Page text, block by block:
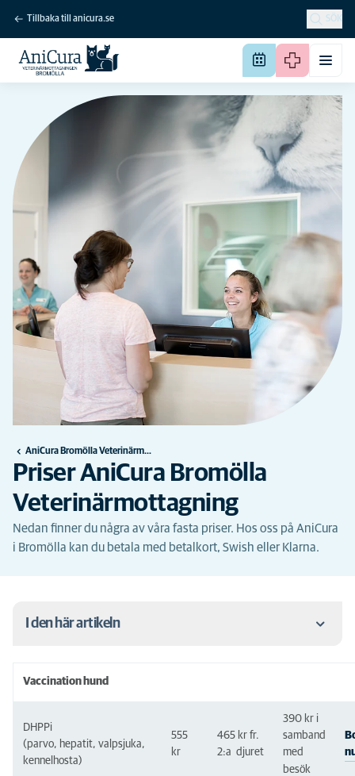
Tillbaka till anicura.se SÖK
AniCura Bromölla Veterinärmottagning
Priser AniCura Bromölla
Veterinärmottagning
Nedan finner du några av våra fasta priser. Hos oss på AniCura
i Bromölla kan du betala med betalkort, Swish eller Klarna.
I den här artikeln
Vaccination Kanin
Poliklinikavgift
Vaccination hund
DHPPi
(parvo, hepatit, valpsjuka,
kennelhosta)
555
kr
465 kr fr.
2:a djuret
390 kr i
samband
med
besök